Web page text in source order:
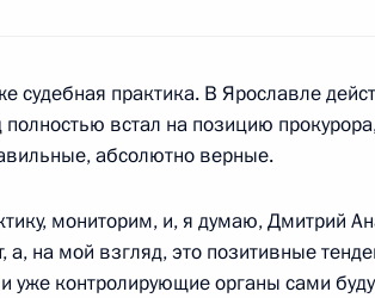
членами Совета Безопасности
судебная практика. В Ярославле
встал на позицию
абсолютно верные.
мониторим, и, я думаю, Дмитрий
а, на мой взгляд, это позитивные
уже контролирующие органы сами